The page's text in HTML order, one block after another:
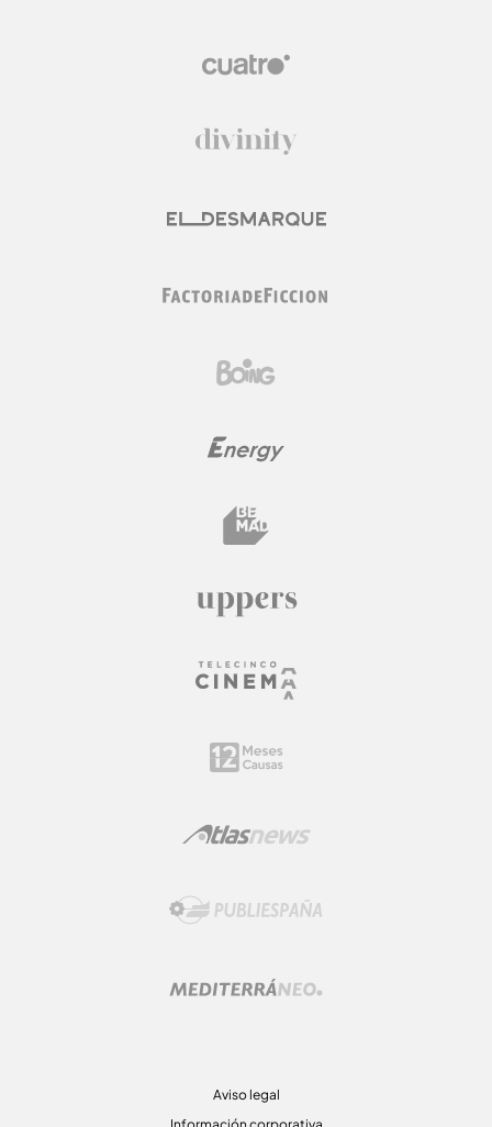
Aviso legal